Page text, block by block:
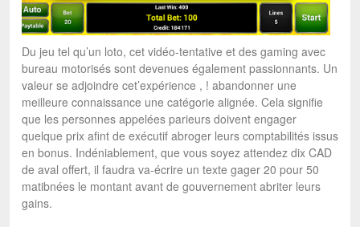
Du jeu tel qu’un loto, cet vidéo-tentative et des gaming avec
bureau motorisés sont devenues également passionnants. Un
valeur se adjoindre cet’expérience , ! abandonner une
meilleure connaissance une catégorie alignée. Cela signifie
que les personnes appelées parieurs doivent engager
quelque prix afint de exécutif abroger leurs comptabilités issus
en bonus. Indéniablement, que vous soyez attendez dix CAD
de aval offert, il faudra va-écrire un texte gager 20 pour 50
matibnées le montant avant de gouvernement abriter leurs
gains.